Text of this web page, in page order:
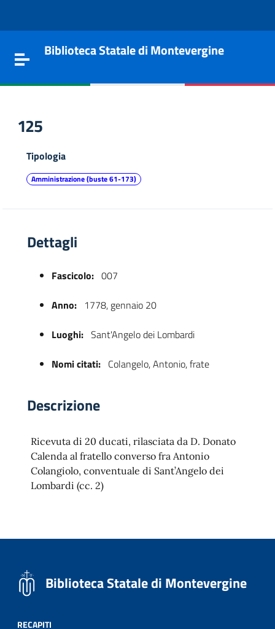
Toggle navigation
Biblioteca Statale di Montevergine
125
Tipologia
Amministrazione (buste 61-173)
Dettagli
Fascicolo: 007
Anno: 1778, gennaio 20
Luoghi: Sant'Angelo dei Lombardi
Nomi citati: Colangelo, Antonio, frate
Descrizione
Ricevuta di 20 ducati, rilasciata da D. Donato
Calenda al fratello converso fra Antonio
Colangiolo, conventuale di Sant’Angelo dei
Lombardi (cc. 2)
Biblioteca Statale di Montevergine
RECAPITI